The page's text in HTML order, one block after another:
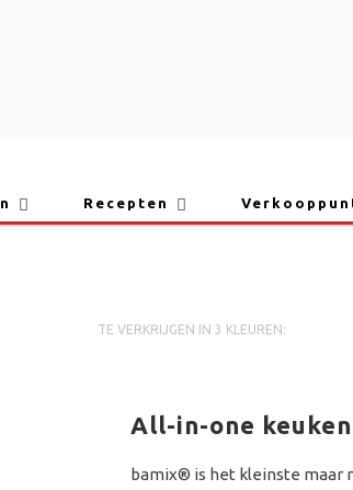
Recepten
BamixSUPERBOX
TE VERKRIJGEN IN 3 KLEUREN:
All-in-one
bamix® is het kleinste maar